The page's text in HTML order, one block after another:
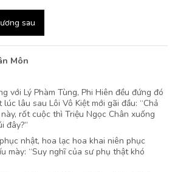
sau
Môn
với Lý Phàm Tùng, Phi Hiên đều đứng đó
lâu sau Lôi Vô Kiệt mới gãi đầu: “Chả
rốt cuộc thì Triệu Ngọc Chân xuống
đây?”
nhật, hoa lạc hoa khai niên phục
mày: “Suy nghĩ của sư phụ thật khó